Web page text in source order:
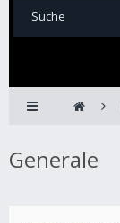
Generale